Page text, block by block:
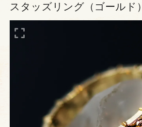
スタッズリング（ゴールド）